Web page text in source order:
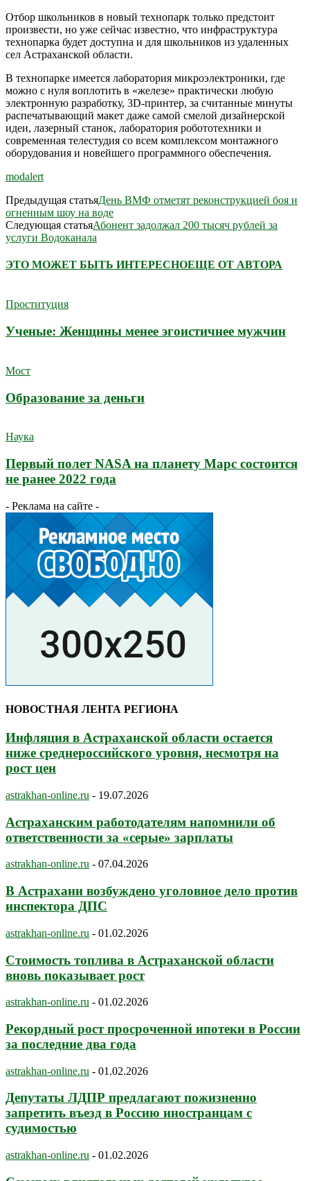
Отбор школьников в новый технопарк только предстоит
произвести, но уже сейчас известно, что инфраструктура
технопарка будет доступна и для школьников из удаленных
сел Астраханской области.
В технопарке имеется лаборатория микроэлектроники, где
можно с нуля воплотить в «железе» практически любую
электронную разработку, 3D-принтер, за считанные минуты
распечатывающий макет даже самой смелой дизайнерской
идеи, лазерный станок, лаборатория робототехники и
современная телестудия со всем комплексом монтажного
оборудования и новейшего программного обеспечения.
modalert
Предыдущая статьяДень ВМФ отметят реконструкцией боя и
огненным шоу на воде
Следующая статьяАбонент задолжал 200 тысяч рублей за
услуги Водоканала
ЭТО МОЖЕТ БЫТЬ ИНТЕРЕСНОЕЩЕ ОТ АВТОРА
Проституция
Ученые: Женщины менее эгоистичнее мужчин
Мост
Образование за деньги
Наука
Первый полет NASA на планету Марс состоится
не ранее 2022 года
- Реклама на сайте -
НОВОСТНАЯ ЛЕНТА РЕГИОНА
Инфляция в Астраханской области остается
ниже среднероссийского уровня, несмотря на
рост цен
astrakhan-online.ru - 19.07.2026
Астраханским работодателям напомнили об
ответственности за «серые» зарплаты
astrakhan-online.ru - 07.04.2026
В Астрахани возбуждено уголовное дело против
инспектора ДПС
astrakhan-online.ru - 01.02.2026
Стоимость топлива в Астраханской области
вновь показывает рост
astrakhan-online.ru - 01.02.2026
Рекордный рост просроченной ипотеки в России
за последние два года
astrakhan-online.ru - 01.02.2026
Депутаты ЛДПР предлагают пожизненно
запретить въезд в Россию иностранцам с
судимостью
astrakhan-online.ru - 01.02.2026